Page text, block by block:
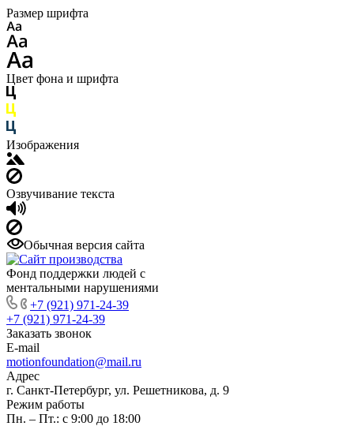
Размер шрифта
Цвет фона и шрифта
Изображения
Озвучивание текста
Обычная версия сайта
Фонд поддержки людей с
ментальными нарушениями
+7 (921) 971-24-39
+7 (921) 971-24-39
Заказать звонок
E-mail
motionfoundation@mail.ru
Адрес
г. Санкт-Петербург, ул. Решетникова, д. 9
Режим работы
Пн. – Пт.: с 9:00 до 18:00